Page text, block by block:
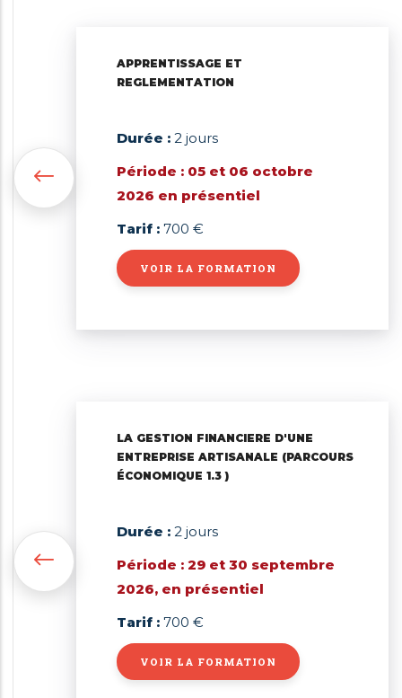
APPRENTISSAGE ET
REGLEMENTATION
Durée : 2 jours
Période : 05 et 06 octobre
2026 en présentiel
Tarif : 700 €
VOIR LA FORMATION
LA GESTION FINANCIERE D'UNE
ENTREPRISE ARTISANALE (PARCOURS
ÉCONOMIQUE 1.3 )
Durée : 2 jours
Période : 29 et 30 septembre
2026, en présentiel
Tarif : 700 €
VOIR LA FORMATION